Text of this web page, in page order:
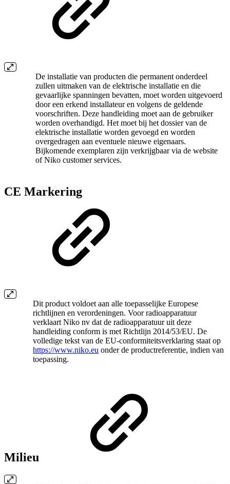
De installatie van producten die permanent onderdeel
zullen uitmaken van de elektrische installatie en die
gevaarlijke spanningen bevatten, moet worden uitgevoerd
door een erkend installateur en volgens de geldende
voorschriften. Deze handleiding moet aan de gebruiker
worden overhandigd. Het moet bij het dossier van de
elektrische installatie worden gevoegd en worden
overgedragen aan eventuele nieuwe eigenaars.
Bijkomende exemplaren zijn verkrijgbaar via de website
of Niko customer services.
CE Markering
Dit product voldoet aan alle toepasselijke Europese
richtlijnen en verordeningen. Voor radioapparatuur
verklaart Niko nv dat de radioapparatuur uit deze
handleiding conform is met Richtlijn 2014/53/EU. De
volledige tekst van de EU-conformiteitsverklaring staat op
https://www.niko.eu onder de productreferentie, indien van
toepassing.
Milieu